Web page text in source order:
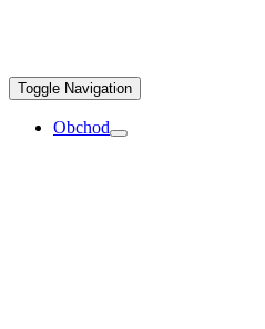
Toggle Navigation
Obchod